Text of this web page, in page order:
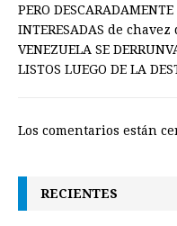
PERO
INTERESADAS de chavez
VENEZUELA SE
LISTOS LUEGO DE LA
Los comentarios están
RECIENTES